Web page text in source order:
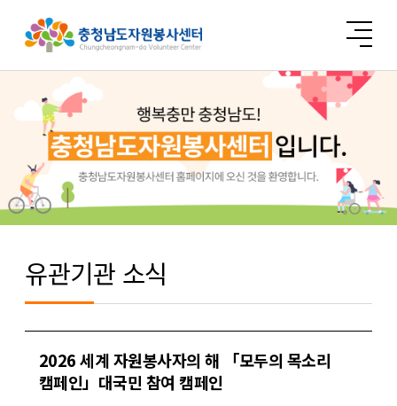
유관기관 소식
2026 세계 자원봉사자의 해 「모두의 목소리
캠페인」대국민 참여 캠페인